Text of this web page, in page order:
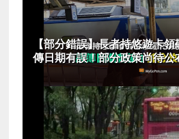
【部分錯誤】長者持悠遊卡
傳日期有誤！部分政策尚待公